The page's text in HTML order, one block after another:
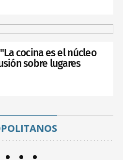
cocina es el núcleo
sobre lugares